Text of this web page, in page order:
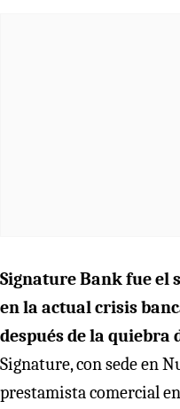
Signature Bank fue el
en la actual crisis
después de la quiebra
Signature, con sede en
prestamista comercial